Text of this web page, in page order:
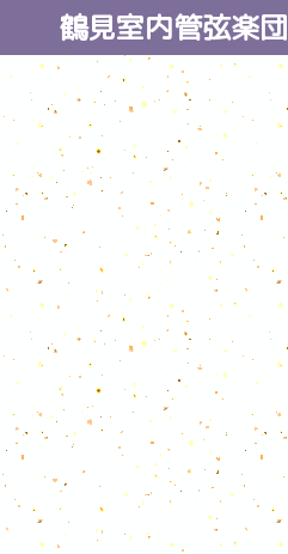
テ
ツ
へ
ス
キ
ッ
プ
鶴見室内管弦楽団